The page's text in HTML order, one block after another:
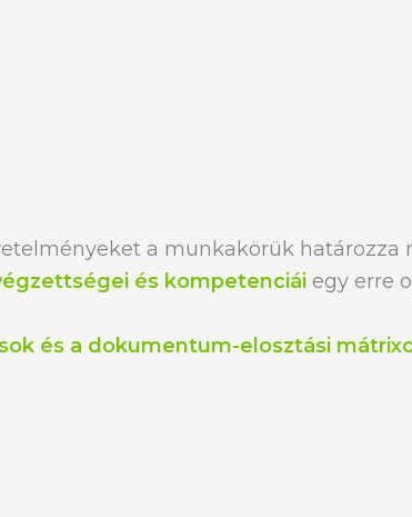
a munkakörük határozza
és kompetenciái egy erre
és a dokumentum-elosztási